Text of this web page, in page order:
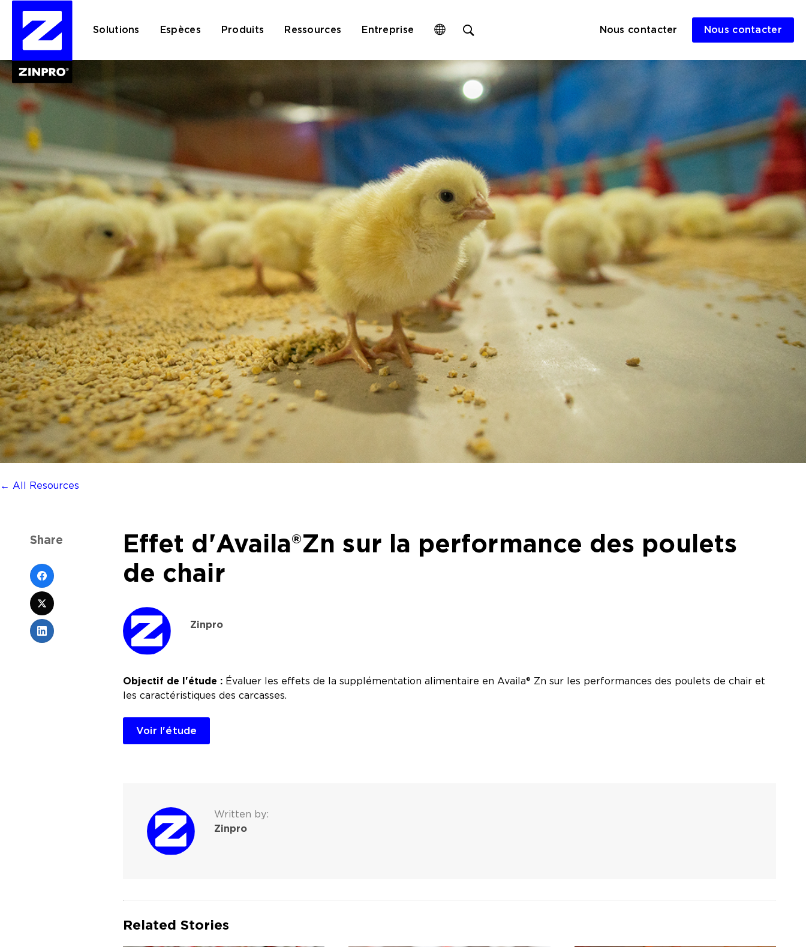
Solutions Espèces Produits Ressources Entreprise
search
form
Nous contacter Nous contacter
Rechercher :
← All Resources
Effet d'Availa®Zn sur la performance des poulets
de chair
Zinpro
Objectif de l'étude : Évaluer les effets de la supplémentation alimentaire en Availa® Zn sur les performances des poulets de chair et
les caractéristiques des carcasses.
Voir l'étude
Written by:
Zinpro
Related Stories
Share